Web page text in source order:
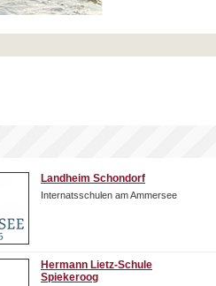
Landheim Schondorf
Internatsschulen am Ammersee
Hermann Lietz-Schule
Spiekeroog